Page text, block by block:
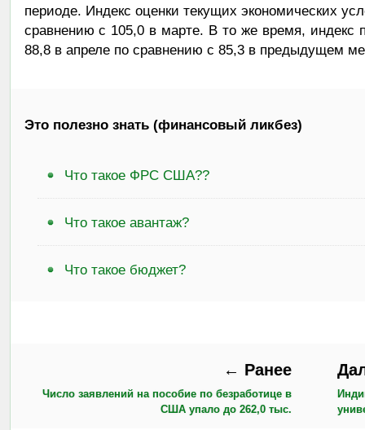
периоде. Индекс оценки текущих экономических
сравнению с 105,0 в марте. В то же время, индекс
88,8 в апреле по сравнению с 85,3 в предыдущем
Это полезно знать (финансовый ликбез)
Что такое ФРС США??
Что такое авантаж?
Что такое бюджет?
← Ранее
Число заявлений на пособие по безработице в
США упало до 262,0 тыс.